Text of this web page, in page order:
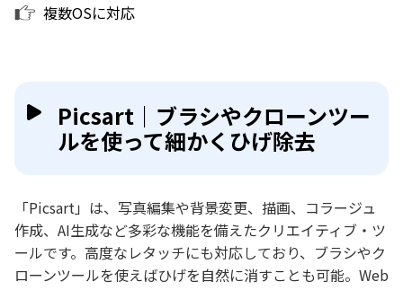
複数OSに対応
Picsart｜ブラシやクローンツー
ルを使って細かくひげ除去
「Picsart」は、写真編集や背景変更、描画、コラージュ
作成、AI生成など多彩な機能を備えたクリエイティブ・ツ
ールです。高度なレタッチにも対応しており、ブラシやク
ローンツールを使えばひげを自然に消すことも可能。Web